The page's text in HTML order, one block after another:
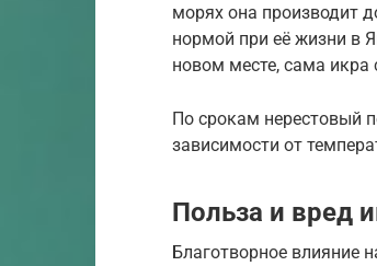
морях она производит
нормой при её жизни в
новом месте, сама икра
По срокам нерестовый
зависимости от
Польза и вред
Благотворное влияние